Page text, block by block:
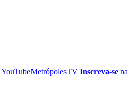
YouTubeMetrópolesTV Inscreva-se